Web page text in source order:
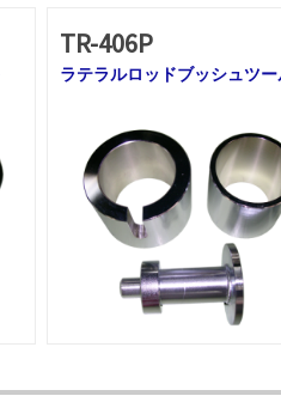
TR-406P
ラテラルロッドブッシュツ